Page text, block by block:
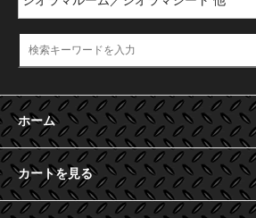
ホーム
カートを見る